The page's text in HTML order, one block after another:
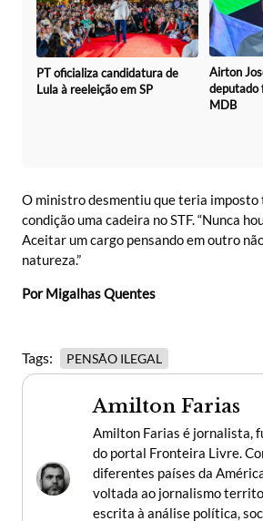
PT oficializa candidatura de
Lula à reeleição em SP
Airton
deputado
MDB
O ministro desmentiu que teria imposto
condição uma cadeira no STF. “Nunca
Aceitar um cargo pensando em outro
natureza.”
Por Migalhas Quentes
Tags: PENSÃO ILEGAL
Amilton Farias
Amilton Farias é jornalista,
do portal Fronteira Livre.
diferentes países da
voltada ao jornalismo
escrita à análise política,